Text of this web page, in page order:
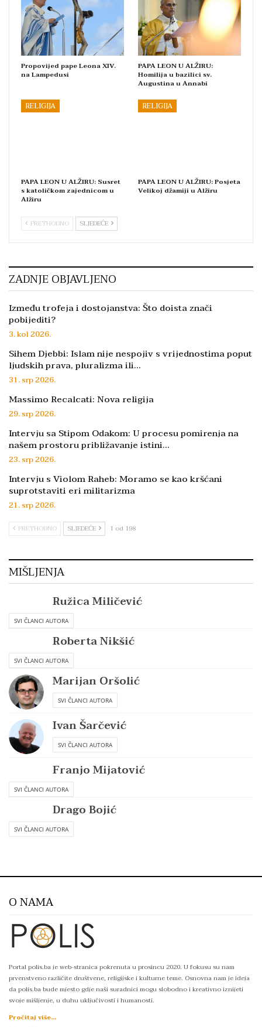
Propovijed pape Leona XIV.
na Lampedusi
PAPA LEON U ALŽIRU:
Homilija u bazilici sv.
Augustina u Annabi
RELIGIJA
PAPA LEON U ALŽIRU: Susret
s katoličkom zajednicom u
Alžiru
RELIGIJA
PAPA LEON U ALŽIRU: Posjeta
Velikoj džamiji u Alžiru
PRETHODNO SLJEDEĆE
ZADNJE OBJAVLJENO
Između trofeja i dostojanstva: Što doista znači
pobijediti?
3. kol 2026.
Sihem Djebbi: Islam nije nespojiv s vrijednostima poput
ljudskih prava, pluralizma ili…
31. srp 2026.
Massimo Recalcati: Nova religija
29. srp 2026.
Intervju sa Stipom Odakom: U procesu pomirenja na
našem prostoru približavanje istini…
23. srp 2026.
Intervju s Violom Raheb: Moramo se kao kršćani
suprotstaviti eri militarizma
21. srp 2026.
PRETHODNO SLJEDEĆE 1 od 198
MIŠLJENJA
Ružica Miličević
SVI ČLANCI AUTORA
Roberta Nikšić
SVI ČLANCI AUTORA
Marijan Oršolić
SVI ČLANCI AUTORA
Ivan Šarčević
SVI ČLANCI AUTORA
Franjo Mijatović
SVI ČLANCI AUTORA
Drago Bojić
SVI ČLANCI AUTORA
O NAMA
Portal polis.ba je web-stranica pokrenuta u prosincu 2020. U fokusu su nam
prvenstveno različite društvene, religijske i kulturne teme. Osnovna nam je ideja
da polis.ba bude mjesto gdje naši suradnici mogu slobodno i kreativno iznijeti
svoje mišljenje, u duhu uključivosti i humanosti.
Pročitaj više...